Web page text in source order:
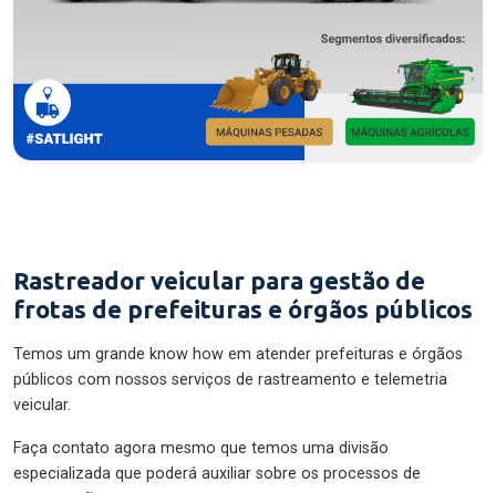
Rastreador veicular para gestão de
frotas de prefeituras e órgãos públicos
Temos um grande know how em atender prefeituras e órgãos
públicos com nossos serviços de rastreamento e telemetria
veicular.
Faça contato agora mesmo que temos uma divisão
especializada que poderá auxiliar sobre os processos de